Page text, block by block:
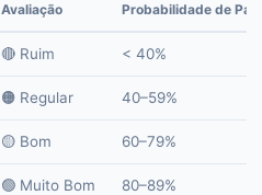
Avaliação Probabilidade de
🔴 Ruim < 40%
🟠 Regular 40–59%
🟡 Bom 60–79%
🟢 Muito Bom 80–89%